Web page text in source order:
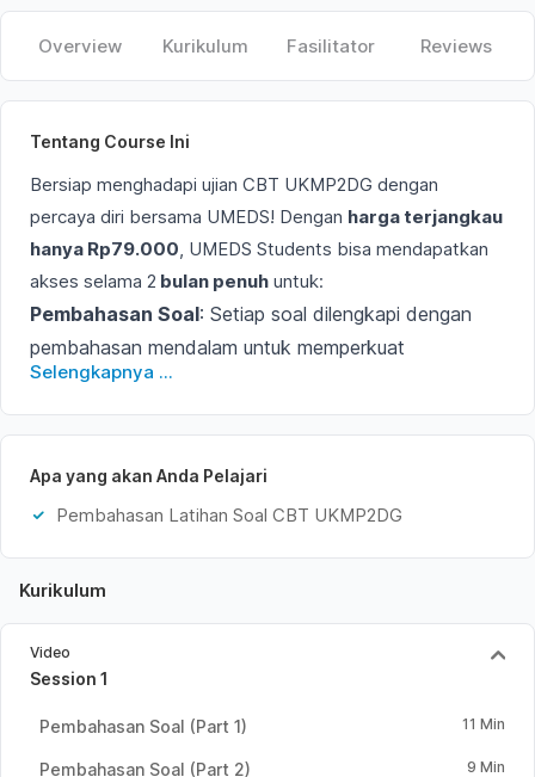
Overview Kurikulum Fasilitator Reviews
Tentang Course Ini
Bersiap menghadapi ujian CBT UKMP2DG dengan
percaya diri bersama UMEDS! Dengan harga terjangkau
hanya Rp79.000, UMEDS Students bisa mendapatkan
akses selama 2 bulan penuh untuk:
Pembahasan Soal: Setiap soal dilengkapi dengan
pembahasan mendalam untuk memperkuat
pemahaman kamu.
Tips dan Trik: Strategi menjawab soal dengan cepat
kamu.
Akses Mudah dan Fleksibel: Belajar kapan saja dan
Yuk, maksimalkan persiapan kamu!
UMEDS! 🚀
Selengkapnya ...
Apa yang akan Anda Pelajari
Pembahasan Latihan Soal CBT UKMP2DG
Kurikulum
Video
Session 1
Pembahasan Soal (Part 1) 11 Min
Pembahasan Soal (Part 2) 9 Min